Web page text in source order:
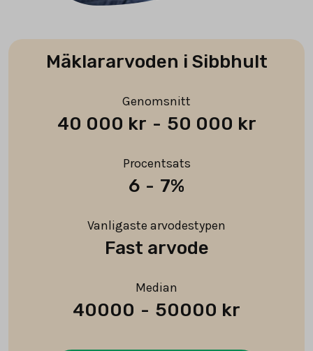
Mäklararvoden i Sibbhult
Genomsnitt
40 000 kr - 50 000 kr
Procentsats
6 - 7%
Vanligaste arvodestypen
Fast arvode
Median
40000 - 50000 kr